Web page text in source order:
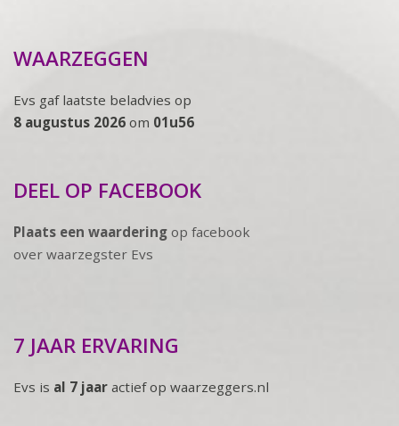
WAARZEGGEN
Evs gaf laatste beladvies op
8 augustus 2026 om 01u56
DEEL OP FACEBOOK
Plaats een waardering op facebook
over waarzegster Evs
7 JAAR ERVARING
Evs is al 7 jaar actief op waarzeggers.nl